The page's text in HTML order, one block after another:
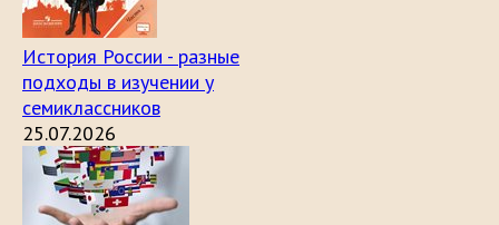
История России - разные
подходы в изучении у
семиклассников
25.07.2026